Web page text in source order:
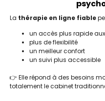
La thérapie en ligne fiable
un accès plus rapide
plus de flexibilité
un meilleur confort
un suivi plus accessible
👉 Elle répond à des besoins
totalement le cabinet